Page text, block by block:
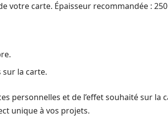
votre carte. Épaisseur recommandée :
sur la carte.
personnelles et de l’effet souhaité sur la
unique à vos projets.